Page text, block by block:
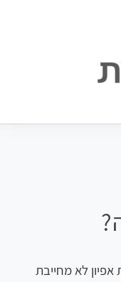
לא מחייבת